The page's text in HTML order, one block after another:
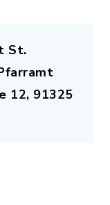
St.
12, 91325